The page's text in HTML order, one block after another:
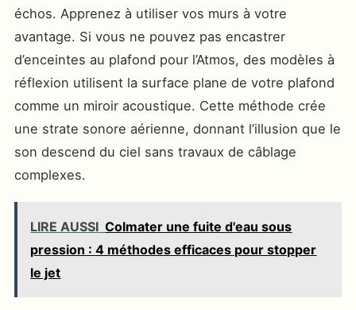
échos. Apprenez à utiliser vos murs à votre
avantage. Si vous ne pouvez pas encastrer
d’enceintes au plafond pour l’Atmos, des modèles à
réflexion utilisent la surface plane de votre plafond
comme un miroir acoustique. Cette méthode crée
une strate sonore aérienne, donnant l’illusion que le
son descend du ciel sans travaux de câblage
complexes.
LIRE AUSSI Colmater une fuite d'eau sous
pression : 4 méthodes efficaces pour stopper
le jet